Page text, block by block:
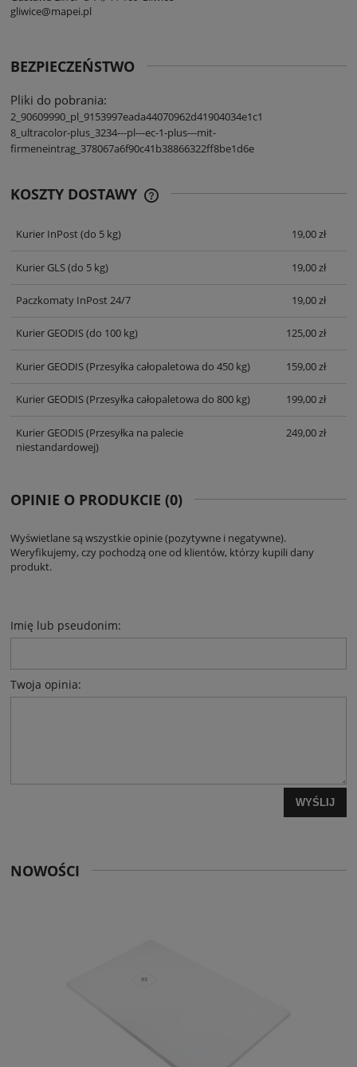
gliwice@mapei.pl
BEZPIECZEŃSTWO
Pliki do pobrania:
2_90609990_pl_9153997eada44070962d41904034e1c1
8_ultracolor-plus_3234---pl---ec-1-plus---mit-
firmeneintrag_378067a6f90c41b38866322ff8be1d6e
KOSZTY DOSTAWY
Kurier InPost(do 5 kg) 19,00 zł
Kurier GLS(do 5 kg) 19,00 zł
Paczkomaty InPost 24/7 19,00 zł
Kurier GEODIS(do 100 kg) 125,00 zł
Kurier GEODIS(Przesyłka całopaletowa do 450 kg) 159,00 zł
Kurier GEODIS(Przesyłka całopaletowa do 800 kg) 199,00 zł
Kurier GEODIS(Przesyłka na palecie
niestandardowej)
249,00 zł
OPINIE O PRODUKCIE (0)
Wyświetlane są wszystkie opinie (pozytywne i negatywne).
Weryfikujemy, czy pochodzą one od klientów, którzy kupili dany
produkt.
Imię lub pseudonim:
Twoja opinia:
WYŚLIJ
NOWOŚCI